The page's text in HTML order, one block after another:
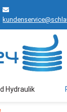
Hydraulik